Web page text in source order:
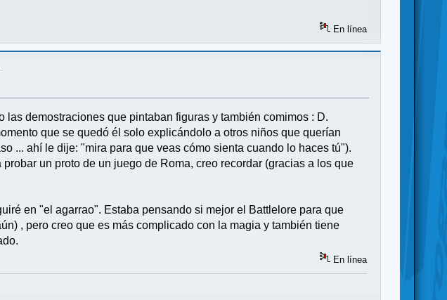
En línea
demostraciones que pintaban figuras y también comimos : D.
que se quedó él solo explicándolo a otros niños que querían
... ahí le dije: "mira para que veas cómo sienta cuando lo haces tú").
un proto de un juego de Roma, creo recordar (gracias a los que
en "el agarrao". Estaba pensando si mejor el Battlelore para que
, pero creo que es más complicado con la magia y también tiene
En línea